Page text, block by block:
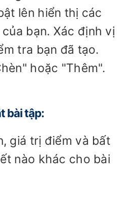
lên hiển thị các
bạn. Xác định vị
tra bạn đã tạo.
hoặc "Thêm".
bài tập:
giá trị điểm và bất
nào khác cho bài